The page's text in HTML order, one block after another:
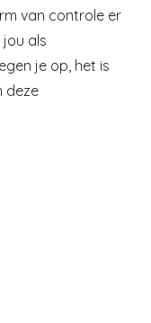
van controle er
jou als
je op, het is
deze